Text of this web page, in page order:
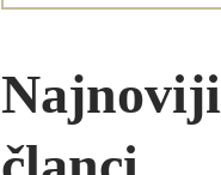
Najnoviji